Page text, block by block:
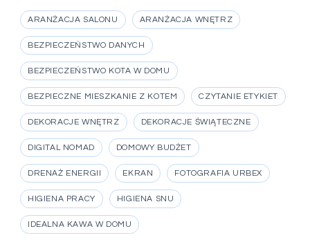
ARANŻACJA SALONU ARANŻACJA WNĘTRZ
BEZPIECZEŃSTWO DANYCH
BEZPIECZEŃSTWO KOTA W DOMU
BEZPIECZNE MIESZKANIE Z KOTEM CZYTANIE ETYKIET
DEKORACJE WNĘTRZ DEKORACJE ŚWIĄTECZNE
DIGITAL NOMAD DOMOWY BUDŻET
DRENAŻ ENERGII EKRAN FOTOGRAFIA URBEX
HIGIENA PRACY HIGIENA SNU
IDEALNA KAWA W DOMU